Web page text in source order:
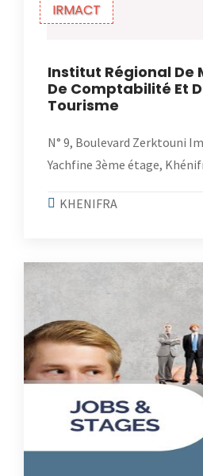
IRMACT
Institut Régional De
De Comptabilité Et
Tourisme
N° 9, Boulevard Zerktouni
Yachfine 3ème étage,
KHENIFRA